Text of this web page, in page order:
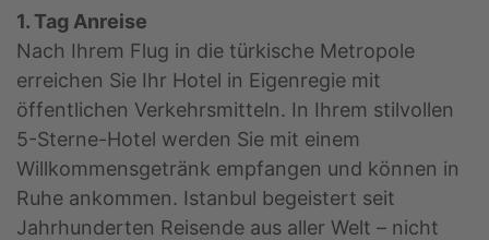
1. Tag Anreise
Nach Ihrem Flug in die türkische Metropole
erreichen Sie Ihr Hotel in Eigenregie mit
öffentlichen Verkehrsmitteln. In Ihrem stilvollen
5-Sterne-Hotel werden Sie mit einem
Willkommensgetränk empfangen und können in
Ruhe ankommen. Istanbul begeistert seit
Jahrhunderten Reisende aus aller Welt – nicht